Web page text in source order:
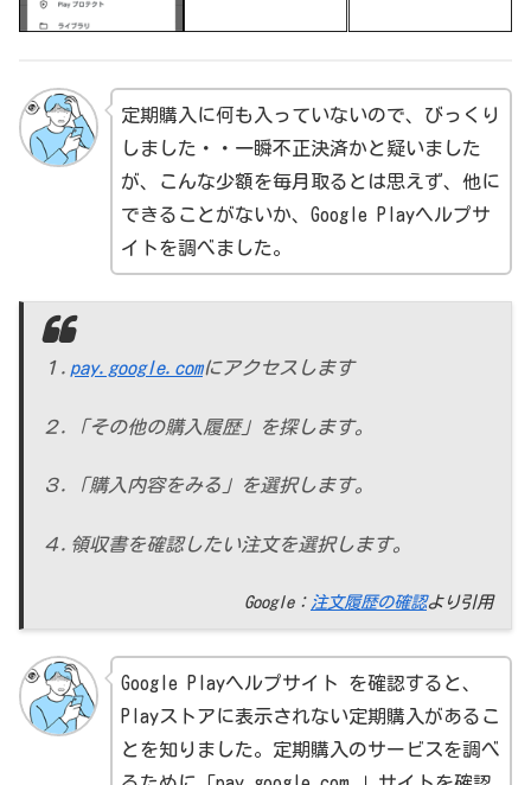
定期購入に何も入っていないので、びっくり
しました・・一瞬不正決済かと疑いました
が、こんな少額を毎月取るとは思えず、他に
できることがないか、Google Playヘルプサ
イトを調べました。
１. pay.google.comにアクセスします
２.「その他の購入履歴」を探します。
３.「購入内容をみる」を選択します。
４.領収書を確認したい注文を選択します。
Google： 注文履歴の確認より引用
Google Playヘルプサイト を確認すると、
Playストアに表示されない定期購入があるこ
とを知りました。定期購入のサービスを調べ